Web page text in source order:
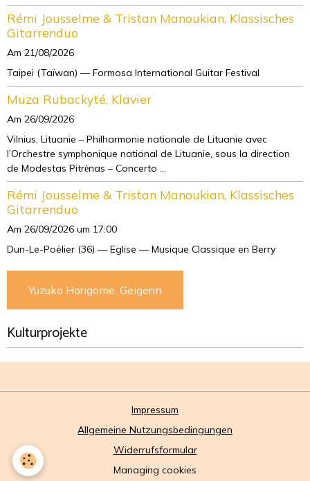
Rémi Jousselme & Tristan Manoukian, Klassisches
Gitarrenduo
Am 21/08/2026
Taipei (Taïwan) — Formosa International Guitar Festival
Muza Rubackyté, Klavier
Am 26/09/2026
Vilnius, Lituanie – Philharmonie nationale de Lituanie avec
l’Orchestre symphonique national de Lituanie, sous la direction
de Modestas Pitrėnas – Concerto ...
Rémi Jousselme & Tristan Manoukian, Klassisches
Gitarrenduo
Am 26/09/2026 um 17:00
Dun-Le-Poëlier (36) — Eglise — Musique Classique en Berry
Yuzuko Horigome, Geigerin
Kulturprojekte
Impressum
Allgemeine Nutzungsbedingungen
Widerrufsformular
Managing cookies